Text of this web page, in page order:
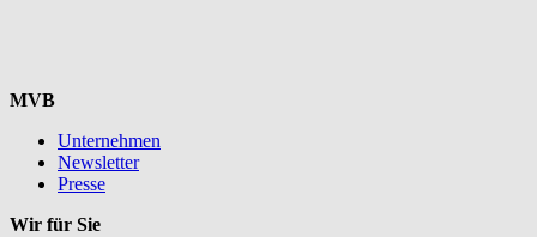
MVB
Unternehmen
Newsletter
Presse
Wir für Sie